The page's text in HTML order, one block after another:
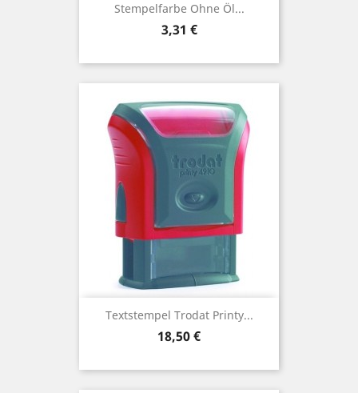
Stempelfarbe Ohne Öl...
Preis
3,31 €
Textstempel Trodat Printy...
Preis
18,50 €